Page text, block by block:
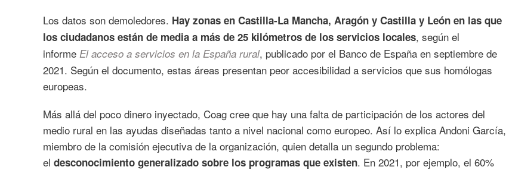
Los datos son demoledores. Hay zonas en Castilla-La Mancha, Aragón y Castilla y León en las que
los ciudadanos están de media a más de 25 kilómetros de los servicios locales, según el
informe El acceso a servicios en la España rural, publicado por el Banco de España en septiembre de
2021. Según el documento, estas áreas presentan peor accesibilidad a servicios que sus homólogas
europeas.
Más allá del poco dinero inyectado, Coag cree que hay una falta de participación de los actores del
medio rural en las ayudas diseñadas tanto a nivel nacional como europeo. Así lo explica Andoni García,
miembro de la comisión ejecutiva de la organización, quien detalla un segundo problema:
el desconocimiento generalizado sobre los programas que existen. En 2021, por ejemplo, el 60%